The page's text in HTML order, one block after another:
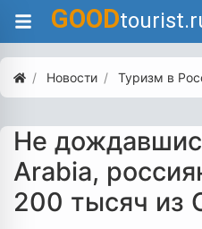
GOOD
Новости Туризм в
Не
Arabia,
200 тысяч из